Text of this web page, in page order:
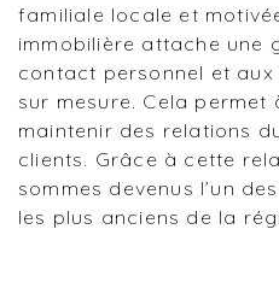
familiale locale et
immobilière attache une
contact personnel et
sur mesure. Cela permet
maintenir des relations
clients. Grâce à cette
sommes devenus l’un
les plus anciens de la